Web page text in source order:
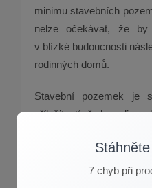
minimu stavebních
nelze očekávat, že
v blízké budoucnosti
rodinných domů.
Stavební pozemek je
příležitostí, řada rodin
7 chyb při